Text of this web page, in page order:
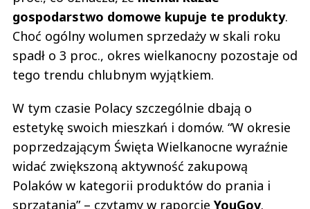
gospodarstwo domowe kupuje te produkty.
Choć ogólny wolumen sprzedaży w skali roku
spadł o 3 proc., okres wielkanocny pozostaje od
tego trendu chlubnym wyjątkiem.
W tym czasie Polacy szczególnie dbają o
estetykę swoich mieszkań i domów. “W okresie
poprzedzającym Święta Wielkanocne wyraźnie
widać zwiększoną aktywność zakupową
Polaków w kategorii produktów do prania i
sprzątania” – czytamy w raporcie YouGov.